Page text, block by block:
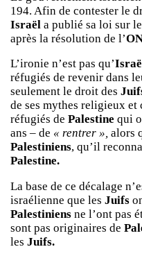
194. Afin de contester le
Israël a publié sa loi sur
après la résolution de l’
L’ironie n’est pas qu’
réfugiés de revenir dans
seulement le droit des
de ses mythes religieux
réfugiés de Palestine qui
ans – de « rentrer », alors
Palestiniens, qu’il
Palestine.
La base de ce décalage
israélienne que les Juifs
Palestiniens ne l’ont pas
sont pas originaires de
les Juifs.